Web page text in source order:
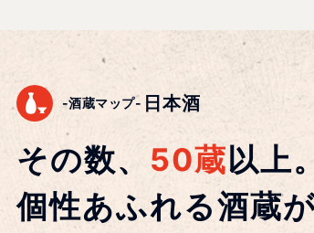
-酒蔵マップ- 日本酒
その数、 50蔵以上。
個性あふれる酒蔵が